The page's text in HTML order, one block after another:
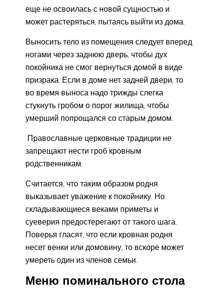
еще не освоилась с новой сущностью и
может растеряться, пытаясь выйти из дома.
Выносить тело из помещения следует вперед
ногами через заднюю дверь, чтобы дух
покойника не смог вернуться домой в виде
призрака. Если в доме нет задней двери, то
во время выноса надо трижды слегка
стукнуть гробом о порог жилища, чтобы
умерший попрощался со старым домом.
Православные церковные традиции не
запрещают нести гроб кровным
родственникам.
Считается, что таким образом родня
выказывает уважение к покойнику. Но
складывающиеся веками приметы и
суеверия предостерегают от такого шага.
Поверья гласят, что если кровная родня
несет венки или домовину, то вскоре может
умереть один из членов семьи.
Меню поминального стола